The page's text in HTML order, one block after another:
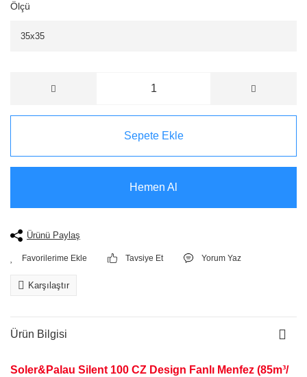
Ölçü
Sepete Ekle
Hemen Al
Ürünü Paylaş
Tavsiye Et Yorum Yaz
Karşılaştır
Ürün Bilgisi
Soler&Palau Silent 100 CZ Design Fanlı Menfez (85m³/